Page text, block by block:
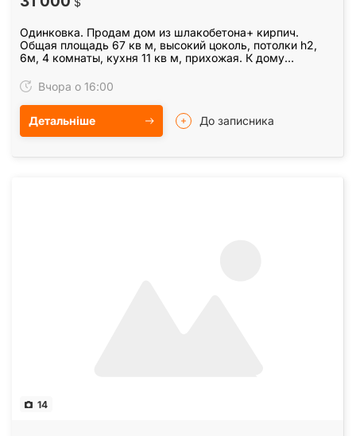
Одинковка. Продам дом из шлакобетона+ кирпич.
Общая площадь 67 кв м, высокий цоколь, потолки h2,
6м, 4 комнаты, кухня 11 кв м, прихожая. К дому
Вчора о 16:00
Детальніше До записника
14